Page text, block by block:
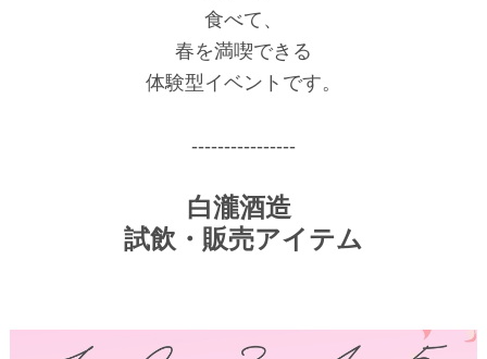
食べて、
春を満喫できる
体験型イベントです。
----------------
白瀧酒造
試飲・販売アイテム